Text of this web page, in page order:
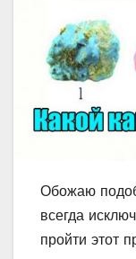
Обожаю
всегда
пройти этот